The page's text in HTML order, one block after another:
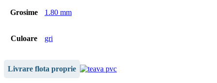
Grosime 1.80 mm
Culoare gri
Livrare flota proprie